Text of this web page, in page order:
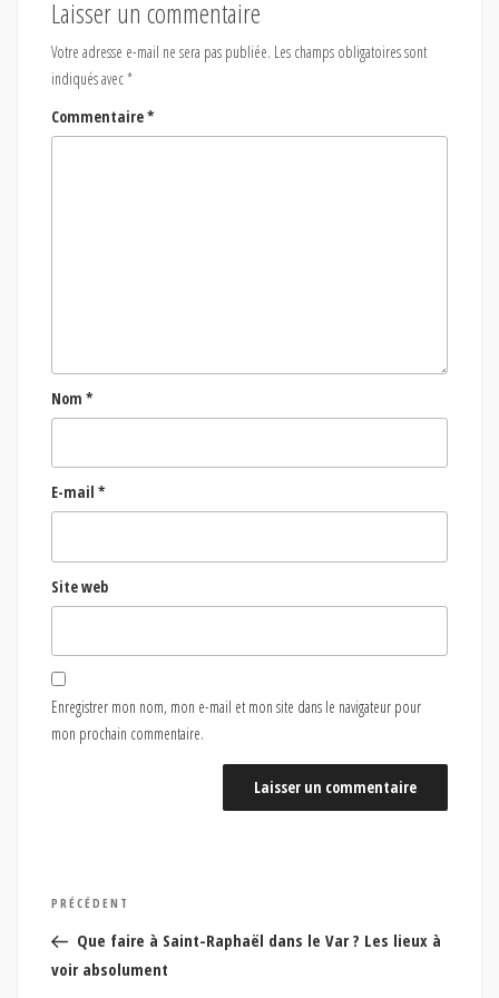
Laisser un commentaire
Votre adresse e-mail ne sera pas publiée. Les champs obligatoires sont
indiqués avec*
Commentaire*
Nom *
E-mail *
Site web
Enregistrer mon nom, mon e-mail et mon site dans le navigateur pour
mon prochain commentaire.
Navigation
de
l’article
Article
précédent
PRÉCÉDENT
Que faire à Saint-Raphaël dans le Var ? Les lieux à
voir absolument